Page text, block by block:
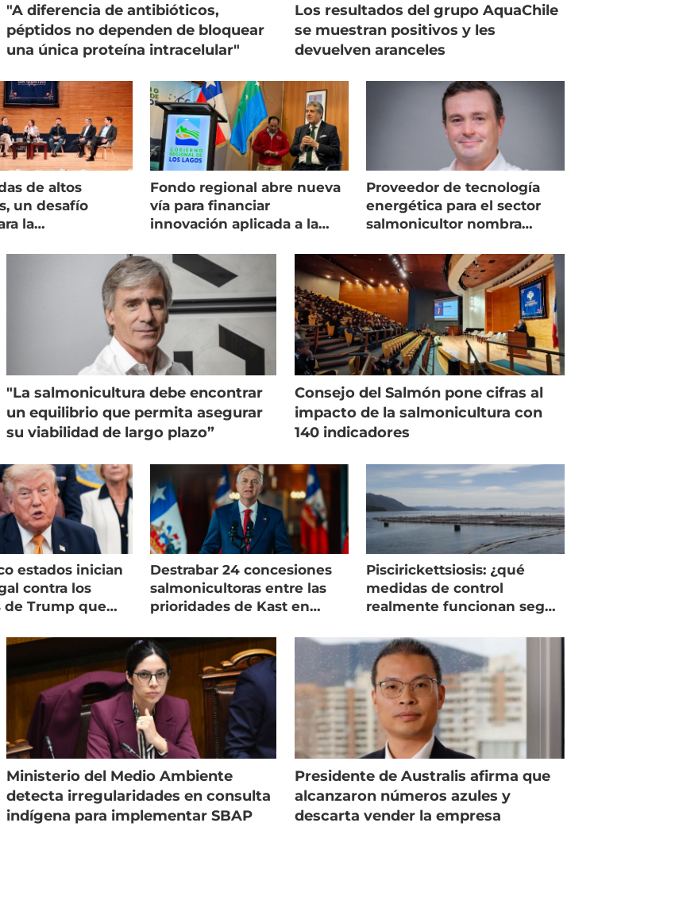
"A diferencia de antibióticos,
péptidos no dependen de bloquear
una única proteína intracelular"
Los resultados del grupo AquaChile
se muestran positivos y les
devuelven aranceles
de altos
un desafío
la
Fondo regional abre nueva
vía para financiar
innovación aplicada a la
Proveedor de tecnología
energética para el sector
salmonicultor nombra
"La salmonicultura debe encontrar
un equilibrio que permita asegurar
su viabilidad de largo plazo”
Consejo del Salmón pone cifras al
impacto de la salmonicultura con
140 indicadores
estados inician
contra los
de Trump que
Destrabar 24 concesiones
salmonicultoras entre las
prioridades de Kast en
Piscirickettsiosis: ¿qué
medidas de control
realmente funcionan según
Ministerio del Medio Ambiente
detecta irregularidades en consulta
indígena para implementar SBAP
Presidente de Australis afirma que
alcanzaron números azules y
descarta vender la empresa